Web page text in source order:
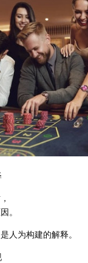
。
人为构建的解释。